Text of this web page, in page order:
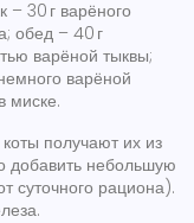
– 30 г варёного
обед – 40 г
варёной тыквы;
варёной
миске.
получают их из
добавить небольшую
суточного рациона).